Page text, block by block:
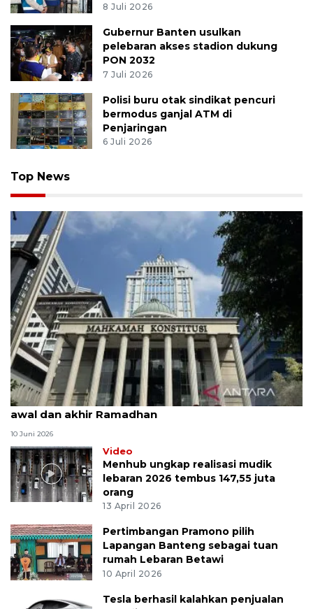
8 Juli 2026
Gubernur Banten usulkan
pelebaran akses stadion dukung
PON 2032
7 Juli 2026
Polisi buru otak sindikat pencuri
bermodus ganjal ATM di
Penjaringan
6 Juli 2026
Top News
MK uji materi UU Peradilan Agama perihal isbat
awal dan akhir Ramadhan
10 Juni 2026
Video
Menhub ungkap realisasi mudik
lebaran 2026 tembus 147,55 juta
orang
13 April 2026
Pertimbangan Pramono pilih
Lapangan Banteng sebagai tuan
rumah Lebaran Betawi
10 April 2026
Tesla berhasil kalahkan penjualan